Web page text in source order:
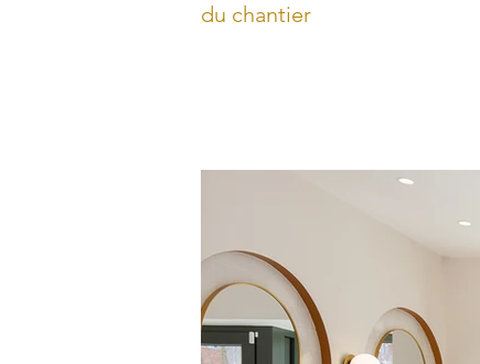
du chantier